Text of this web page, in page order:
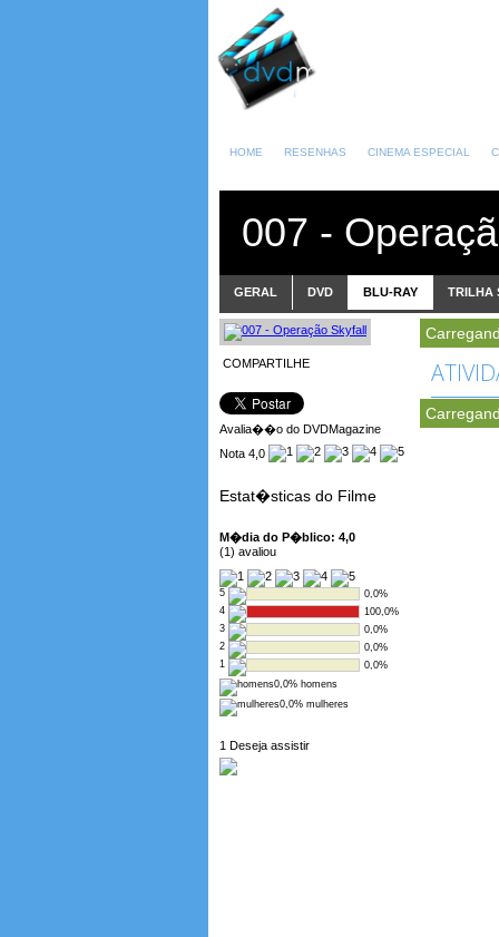
HOME RESENHAS CINEMA ESPECIAL
007 -
GERAL DVD BLU-RAY TRILHA
COMPARTILHE
Avalia��o do DVDMagazine
Nota 4,0
Estat�sticas do Filme
M�dia do P�blico: 4,0
(1) avaliou
5
0,0%
4
100,0%
3
0,0%
2
0,0%
1
0,0%
0,0% homens
0,0% mulheres
1 Deseja assistir